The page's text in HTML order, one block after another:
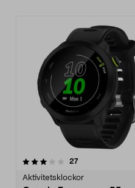
27recensioner
Aktivitetsklockor